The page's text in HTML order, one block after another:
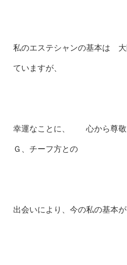
私のエステシャンの基本は
ていますが、
幸運なことに、 心から尊敬
Ｇ、チーフ方との
出会いにより、今の私の基本が